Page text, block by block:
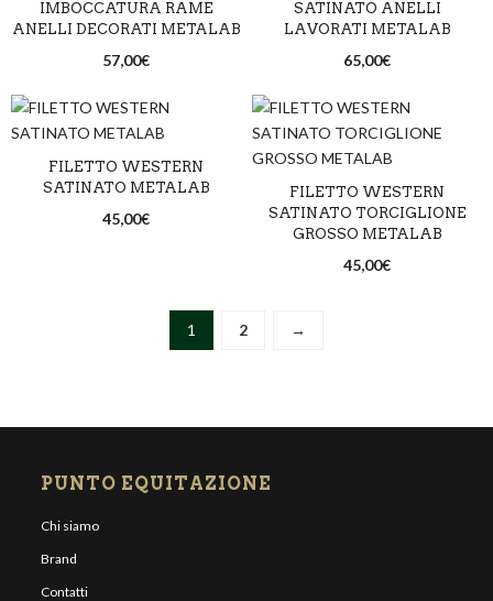
IMBOCCATURA RAME
ANELLI DECORATI METALAB
57,00€
SATINATO ANELLI
LAVORATI METALAB
65,00€
FILETTO WESTERN
SATINATO METALAB
45,00€
FILETTO WESTERN
SATINATO TORCIGLIONE
GROSSO METALAB
45,00€
1 2 →
PUNTO EQUITAZIONE
Chi siamo
Brand
Contatti